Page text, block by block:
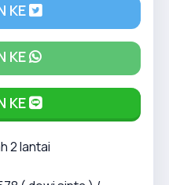
KE
KE
KE
2 lantai